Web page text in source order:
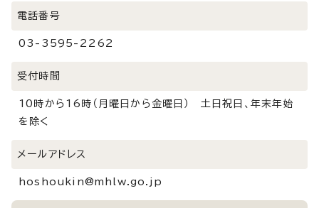
電話番号
03-3595-2262
受付時間
10時から16時（月曜日から金曜日） 土日祝日、年末年始
を除く
メールアドレス
hoshoukin@mhlw.go.jp